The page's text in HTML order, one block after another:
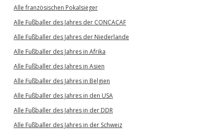
Alle französischen Pokalsieger
Alle Fußballer des Jahres der CONCACAF
Alle Fußballer des Jahres der Niederlande
Alle Fußballer des Jahres in Afrika
Alle Fußballer des Jahres in Asien
Alle Fußballer des Jahres in Belgien
Alle Fußballer des Jahres in den USA
Alle Fußballer des Jahres in der DDR
Alle Fußballer des Jahres in der Schweiz